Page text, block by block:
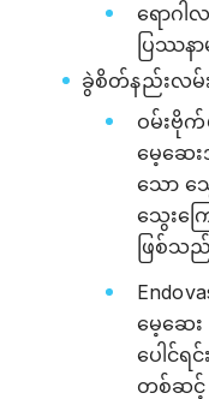
ရောဂ
ပြဿနာ
ခွဲစိတ်နည်းလမ်း
ဝမ်းဗိုက်
မေ့ဆေ
သော သွ
သွေးကြ
ဖြစ်သ
မေ့ဆေ
ပေါင်ရ
တစ်ဆင့်